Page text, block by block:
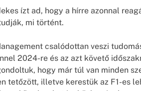
ízt ad, hogy a hírre azonnal
mi történt.
csalódottan veszi
2024-re és az azt követő
hogy már túl van minden
tetőzött, illetve kerestük az F1-es